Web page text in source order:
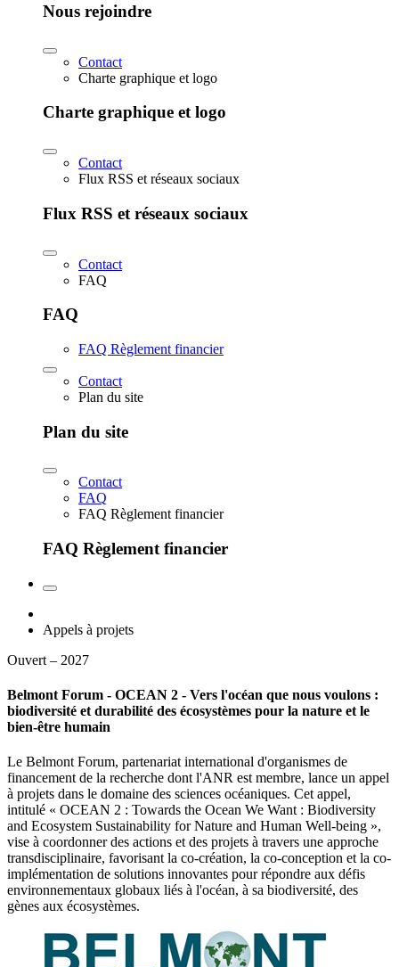
Nous rejoindre
Contact
Charte graphique et logo
Charte graphique et logo
Contact
Flux RSS et réseaux sociaux
Flux RSS et réseaux sociaux
Contact
FAQ
FAQ
FAQ Règlement financier
Contact
Plan du site
Plan du site
Contact
FAQ
FAQ Règlement financier
FAQ Règlement financier
Appels à projets
Ouvert – 2027
Belmont Forum - OCEAN 2 - Vers l'océan que nous voulons :
biodiversité et durabilité des écosystèmes pour la nature et le
bien-être humain
Le Belmont Forum, partenariat international d'organismes de
financement de la recherche dont l'ANR est membre, lance un appel
à projets dans le domaine des sciences océaniques. Cet appel,
intitulé « OCEAN 2 : Towards the Ocean We Want : Biodiversity
and Ecosystem Sustainability for Nature and Human Well-being »,
vise à coordonner des actions et des projets à travers une approche
transdisciplinaire, favorisant la co-création, la co-conception et la co-
implémentation de solutions innovantes pour répondre aux défis
environnementaux globaux liés à l'océan, à sa biodiversité, des
gènes aux écosystèmes.